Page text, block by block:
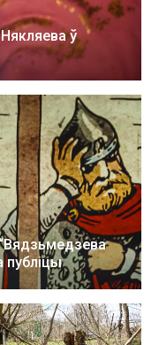
ў
публіцы